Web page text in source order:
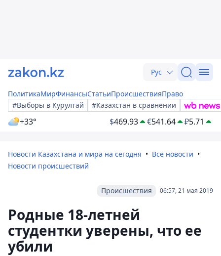
Рус
ПолитикаМирФинансыСтатьиПроисшествияПраво
#Выборы в Курултай
#Казахстан в сравнении
+33° $469.93 €541.64 ₽5.71
Новости Казахстана и мира на сегодня
Все новости
Новости происшествий
06:57, 21 мая 2019
Происшествия
Родные 18-летней
студентки уверены, что ее
убили